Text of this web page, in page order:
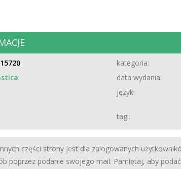
kategoria:
data wydania:
język:
tagi:
części strony jest dla zalogowanych
poprzez podanie swojego mail. Pamiętaj, aby